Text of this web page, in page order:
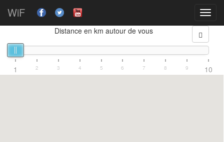
WiF
Distance en km autour de vous
1 2 3 4 5 6 7 8 9 10